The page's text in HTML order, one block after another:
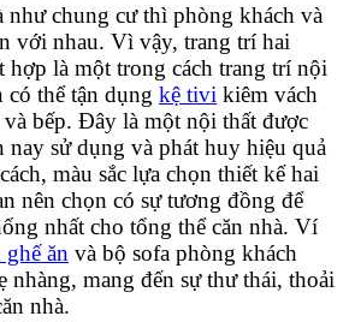
như chung cư thì phòng khách và
với nhau. Vì vậy, trang trí hai
hợp là một trong cách trang trí nội
có thể tận dụng kệ tivi kiêm vách
bếp. Đây là một nội thất được
nay sử dụng và phát huy hiệu quả
màu sắc lựa chọn thiết kế hai
nên chọn có sự tương đồng để
nhất cho tổng thể căn nhà. Ví
ghế ăn và bộ sofa phòng khách
nhàng, mang đến sự thư thái, thoải
nhà.